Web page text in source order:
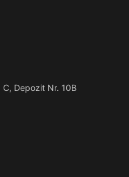
Depozit Nr. 10B